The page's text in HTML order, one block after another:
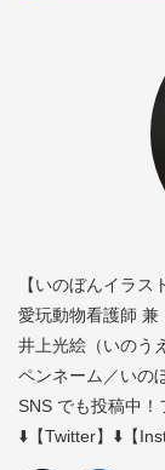
【いのぼんイラス
愛玩動物看護師 兼
井上光絵（いのう
ペンネーム／いの
SNS でも投稿中
⬇️【Twitter】⬇️【